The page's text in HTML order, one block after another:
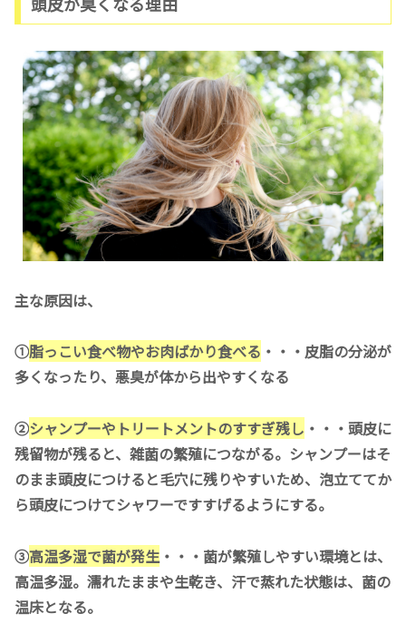
主な原因は、
①脂っこい食べ物やお肉ばかり食べる ・・・皮脂の分泌が
多くなったり、悪臭が体から出やすくなる
②シャンプーやトリートメントのすすぎ残し ・・・頭皮に
残留物が残ると、雑菌の繁殖につながる。シャンプーはそ
のまま頭皮につけると毛穴に残りやすいため、泡立ててか
ら頭皮につけてシャワーですすげるようにする。
③高温多湿で菌が発生・・・菌が繁殖しやすい環境とは、
高温多湿。濡れたままや生乾き、汗で蒸れた状態は、菌の
温床となる。